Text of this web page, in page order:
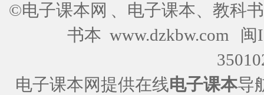
©电子课本网 、电子课本、教科
书本 www.dzkbw.com
闽
电子课本网提供在线电子课本导